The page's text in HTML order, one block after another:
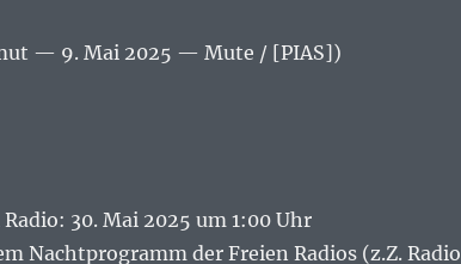
— 9. Mai 2025 — Mute / [PIAS])
30. Mai 2025 um 1:00 Uhr
Nachtprogramm der Freien Radios (z.Z. Radio